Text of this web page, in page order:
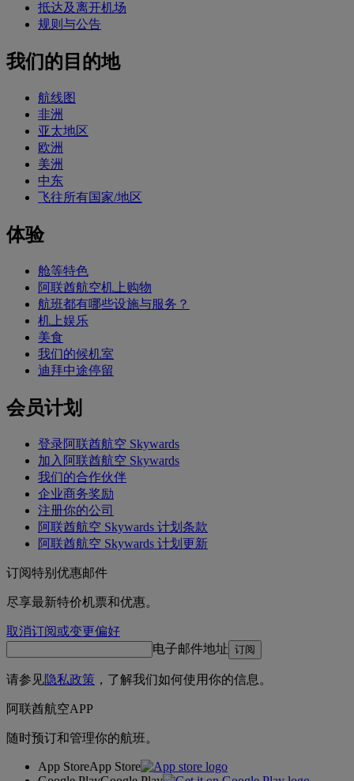
抵达及离开机场
规则与公告
我们的目的地
航线图
非洲
亚太地区
欧洲
美洲
中东
飞往所有国家/地区
体验
舱等特色
阿联酋航空机上购物
航班都有哪些设施与服务？
机上娱乐
美食
我们的候机室
迪拜中途停留
会员计划
登录阿联酋航空 Skywards
加入阿联酋航空 Skywards
我们的合作伙伴
企业商务奖励
注册你的公司
阿联酋航空 Skywards 计划条款
阿联酋航空 Skywards 计划更新
订阅特别优惠邮件
尽享最新特价机票和优惠。
取消订阅或变更偏好
电子邮件地址 订阅
请参见隐私政策 ，了解我们如何使用你的信息。
阿联酋航空APP
随时预订和管理你的航班。
App StoreApp Store